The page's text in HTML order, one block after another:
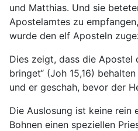
und Matthias. Und sie
Apostelamtes zu
wurde den elf Aposteln
Dies zeigt, dass die Apostel
bringet“ (Joh 15,16)
und er geschah, bevor der
Die Auslosung ist keine rein
Bohnen einen speziellen